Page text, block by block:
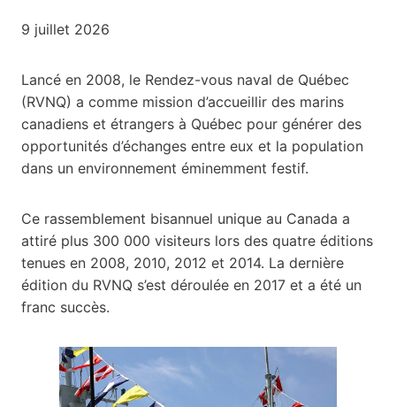
9 juillet 2026
Lancé en 2008, le Rendez-vous naval de Québec
(RVNQ) a comme mission d’accueillir des marins
canadiens et étrangers à Québec pour générer des
opportunités d’échanges entre eux et la population
dans un environnement éminemment festif.
Ce rassemblement bisannuel unique au Canada a
attiré plus 300 000 visiteurs lors des quatre éditions
tenues en 2008, 2010, 2012 et 2014. La dernière
édition du RVNQ s’est déroulée en 2017 et a été un
franc succès.